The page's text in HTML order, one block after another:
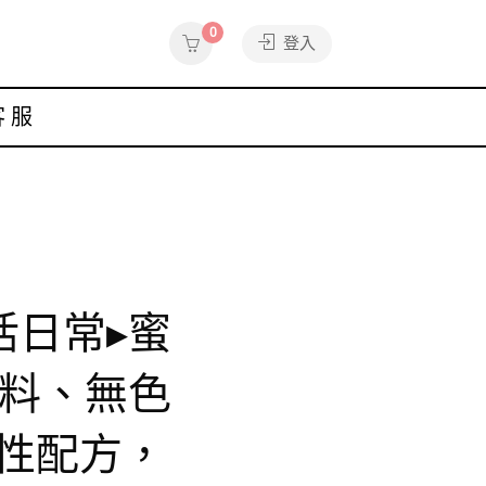
0
登入
日常▸蜜
、無色
配方，